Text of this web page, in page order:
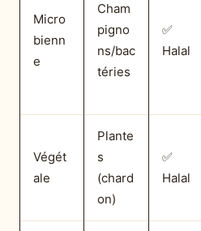
Micro
bienn
e
Cham
pigno
ns/bac
téries
✅
Halal
Végét
ale
Plante
s
(chard
on)
✅
Halal